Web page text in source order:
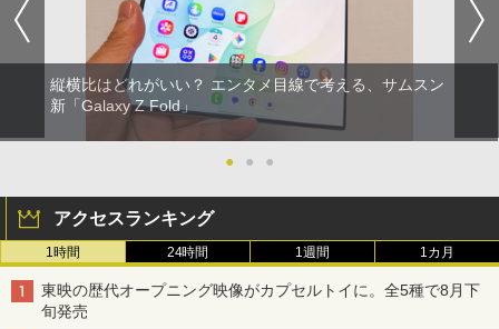
縦横比はどれがいい？ エンタメ目線で考える、サムスン
新「Galaxy Z Fold」
● ● ●
アクセスランキング
1時間 24時間 1週間 1カ月
東映の歴代オープニング映像がカプセルトイに。全5種で8月下
旬発売